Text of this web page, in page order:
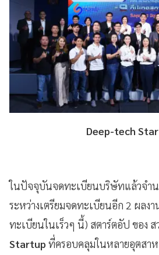
Deep-tech
ในปัจจุบันจดทะเบียนบริษัทแล้วจำ
ระหว่างเตรียมจดทะเบียนอีก 2 ผลง
ทะเบียนในเร็วๆ นี้) สตาร์ตอัป ของ
Startup ที่ครอบคลุมในหลายอุตสาห